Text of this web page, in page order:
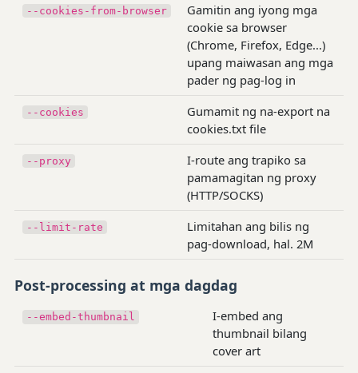
--cookies-from-browser
Gamitin ang iyong mga
cookie sa browser
(Chrome, Firefox, Edge...)
upang maiwasan ang mga
pader ng pag-log in
--cookies
Gumamit ng na-export na
cookies.txt file
--proxy
I-route ang trapiko sa
pamamagitan ng proxy
(HTTP/SOCKS)
--limit-rate
Limitahan ang bilis ng
pag-download, hal. 2M
Post-processing at mga dagdag
--embed-thumbnail
I-embed ang
thumbnail bilang
cover art